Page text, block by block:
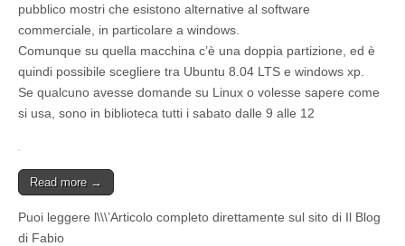
pubblico mostri che esistono alternative al software
commerciale, in particolare a windows.
Comunque su quella macchina c’è una doppia partizione, ed è
quindi possibile scegliere tra Ubuntu 8.04 LTS e windows xp.
Se qualcuno avesse domande su Linux o volesse sapere come
si usa, sono in biblioteca tutti i sabato dalle 9 alle 12
Read more →
Puoi leggere l\\\’Articolo completo direttamente sul sito di Il Blog
di Fabio